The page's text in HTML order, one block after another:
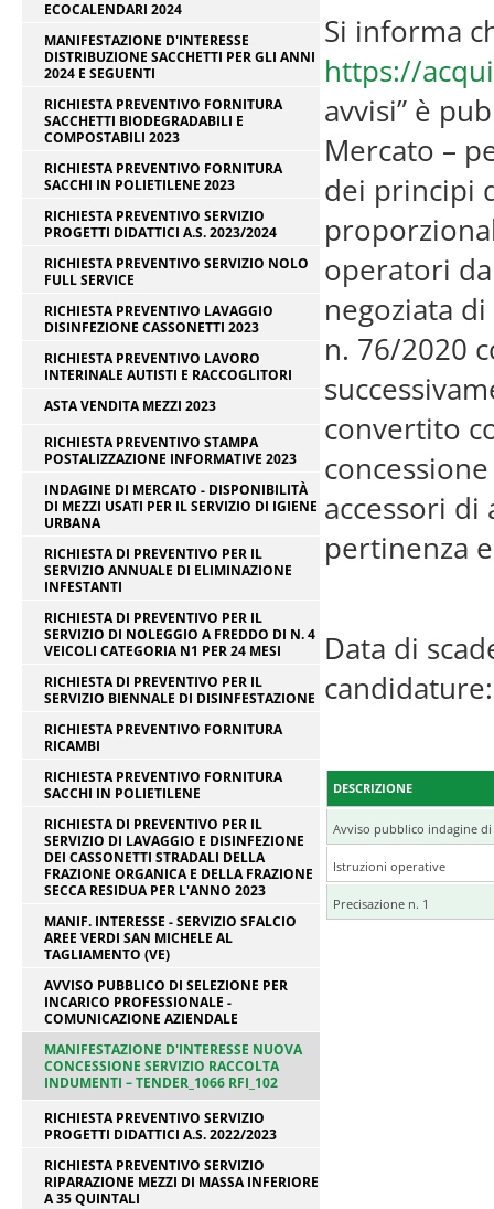
ECOCALENDARI 2024
MANIFESTAZIONE D'INTERESSE
DISTRIBUZIONE SACCHETTI PER GLI ANNI
2024 E SEGUENTI
RICHIESTA PREVENTIVO FORNITURA
SACCHETTI BIODEGRADABILI E
COMPOSTABILI 2023
RICHIESTA PREVENTIVO FORNITURA
SACCHI IN POLIETILENE 2023
RICHIESTA PREVENTIVO SERVIZIO
PROGETTI DIDATTICI A.S. 2023/2024
RICHIESTA PREVENTIVO SERVIZIO NOLO
FULL SERVICE
RICHIESTA PREVENTIVO LAVAGGIO
DISINFEZIONE CASSONETTI 2023
RICHIESTA PREVENTIVO LAVORO
INTERINALE AUTISTI E RACCOGLITORI
ASTA VENDITA MEZZI 2023
RICHIESTA PREVENTIVO STAMPA
POSTALIZZAZIONE INFORMATIVE 2023
INDAGINE DI MERCATO - DISPONIBILITÀ
DI MEZZI USATI PER IL SERVIZIO DI IGIENE
URBANA
RICHIESTA DI PREVENTIVO PER IL
SERVIZIO ANNUALE DI ELIMINAZIONE
INFESTANTI
RICHIESTA DI PREVENTIVO PER IL
SERVIZIO DI NOLEGGIO A FREDDO DI N. 4
VEICOLI CATEGORIA N1 PER 24 MESI
RICHIESTA DI PREVENTIVO PER IL
SERVIZIO BIENNALE DI DISINFESTAZIONE
RICHIESTA PREVENTIVO FORNITURA
RICAMBI
RICHIESTA PREVENTIVO FORNITURA
SACCHI IN POLIETILENE
RICHIESTA DI PREVENTIVO PER IL
SERVIZIO DI LAVAGGIO E DISINFEZIONE
DEI CASSONETTI STRADALI DELLA
FRAZIONE ORGANICA E DELLA FRAZIONE
SECCA RESIDUA PER L'ANNO 2023
MANIF. INTERESSE - SERVIZIO SFALCIO
AREE VERDI SAN MICHELE AL
TAGLIAMENTO (VE)
AVVISO PUBBLICO DI SELEZIONE PER
INCARICO PROFESSIONALE -
COMUNICAZIONE AZIENDALE
MANIFESTAZIONE D'INTERESSE NUOVA
CONCESSIONE SERVIZIO RACCOLTA
INDUMENTI – TENDER_1066 RFI_102
RICHIESTA PREVENTIVO SERVIZIO
PROGETTI DIDATTICI A.S. 2022/2023
RICHIESTA PREVENTIVO SERVIZIO
RIPARAZIONE MEZZI DI MASSA INFERIORE
A 35 QUINTALI
Si informa
https://
avvisi” è
Mercato –
dei principi
operatori
negoziata
n. 76/2020
convertito
accessori
pertinenza
Data di
DESCRIZIONE
Avviso pubblico indagine
Istruzioni operative
Precisazione n. 1